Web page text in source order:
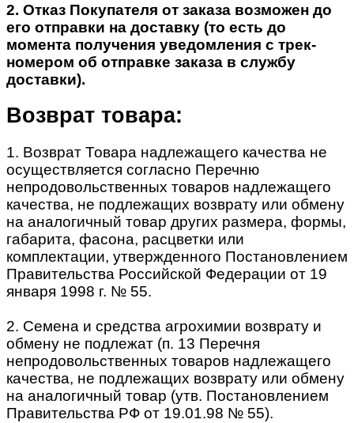
2. Отказ Покупателя от заказа возможен до
его отправки на доставку (то есть до
момента получения уведомления с трек-
номером об отправке заказа в службу
доставки).
Возврат товара:
1. Возврат Товара надлежащего качества не
осуществляется согласно Перечню
непродовольственных товаров надлежащего
качества, не подлежащих возврату или обмену
на аналогичный товар других размера, формы,
габарита, фасона, расцветки или
комплектации, утвержденного Постановлением
Правительства Российской Федерации от 19
января 1998 г. № 55.
2. Семена и средства агрохимии возврату и
обмену не подлежат (п. 13 Перечня
непродовольственных товаров надлежащего
качества, не подлежащих возврату или обмену
на аналогичный товар (утв. Постановлением
Правительства РФ от 19.01.98 № 55).